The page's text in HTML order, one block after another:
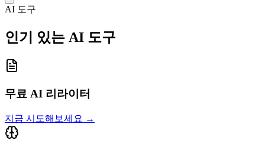
AI 도구
인기 있는 AI 도구
무료 AI 리라이터
지금 시도해보세요 →